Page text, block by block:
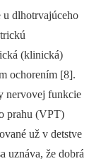
u dlhotrvajúceho
(klinická)
ochorením [8].
nervovej funkcie
prahu (VPT)
už v detstve
uznáva, že dobrá